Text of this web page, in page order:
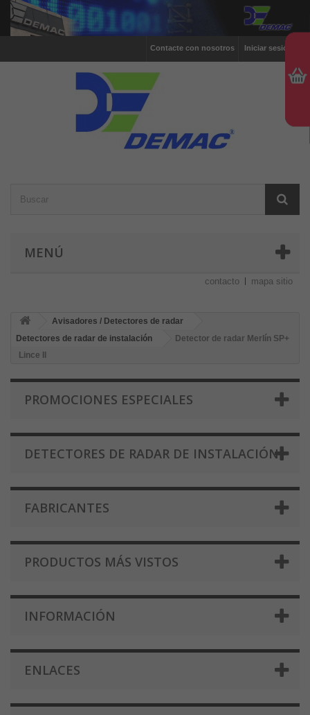
Iniciar sesión
Contacte con nosotros
MENÚ
contacto mapa sitio
Avisadores / Detectores de radar
Detectores de radar de instalación
Detector de radar Merlín SP+
Lince II
PROMOCIONES ESPECIALES
DETECTORES DE RADAR DE INSTALACIÓN
FABRICANTES
PRODUCTOS MÁS VISTOS
INFORMACIÓN
ENLACES